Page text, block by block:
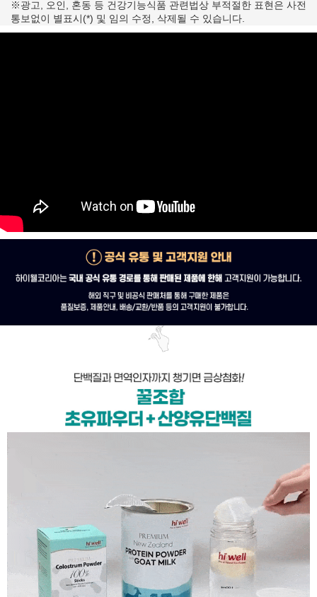
※광고, 오인, 혼동 등 건강기능식품 관련법상 부적절한 표현은 사전
통보없이 별표시(*) 및 임의 수정, 삭제될 수 있습니다.